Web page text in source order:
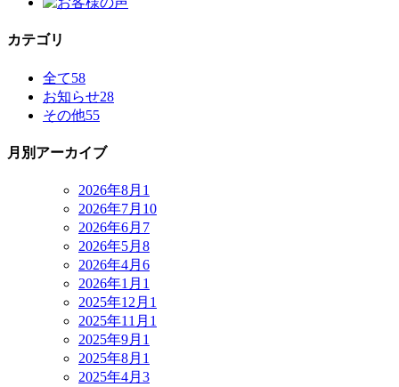
カテゴリ
全て58
お知らせ28
その他55
月別アーカイブ
2026年8月 1
2026年7月 10
2026年6月 7
2026年5月 8
2026年4月 6
2026年1月 1
2025年12月 1
2025年11月 1
2025年9月 1
2025年8月 1
2025年4月 3